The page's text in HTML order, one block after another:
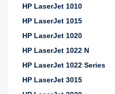
HP LaserJet 1010
HP LaserJet 1015
HP LaserJet 1020
HP LaserJet 1022 N
HP LaserJet 1022 Series
HP LaserJet 3015